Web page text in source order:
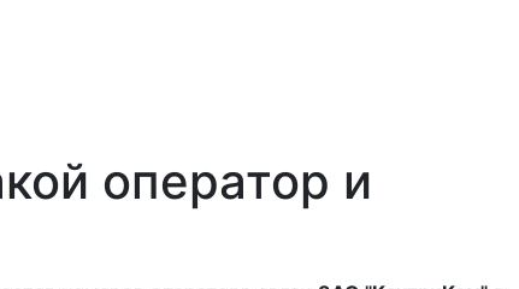
оператор и